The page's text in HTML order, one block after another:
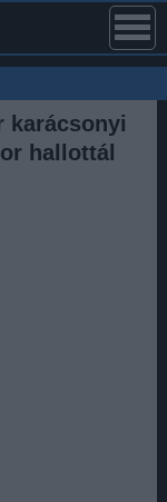
karácsonyi
hallottál